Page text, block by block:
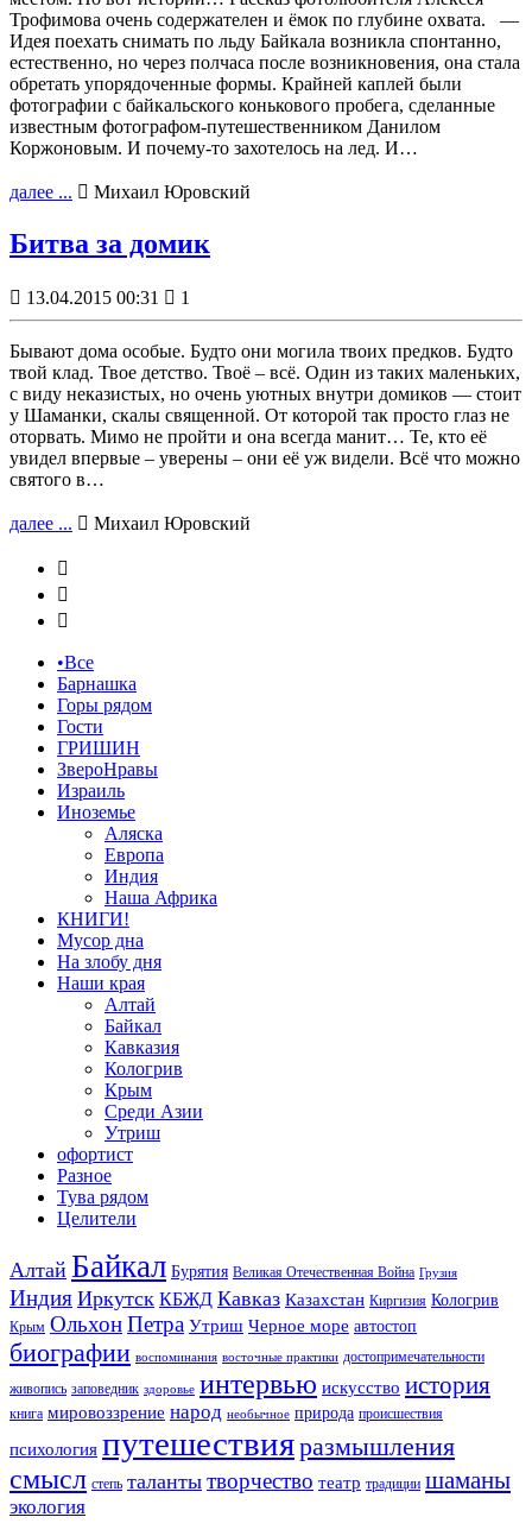
Трофимова очень содержателен и ёмок по глубине охвата. —
Идея поехать снимать по льду Байкала возникла спонтанно,
естественно, но через полчаса после возникновения, она стала
обретать упорядоченные формы. Крайней каплей были
фотографии с байкальского конькового пробега, сделанные
известным фотографом-путешественником Данилом
Коржоновым. И почему-то захотелось на лед. И…
далее ...  Михаил Юровский
Битва за домик
 13.04.2015 00:31  1
Бывают дома особые. Будто они могила твоих предков. Будто
твой клад. Твое детство. Твоё – всё. Один из таких маленьких,
с виду неказистых, но очень уютных внутри домиков — стоит
у Шаманки, скалы священной. От которой так просто глаз не
оторвать. Мимо не пройти и она всегда манит… Те, кто её
увидел впервые – уверены – они её уж видели. Всё что можно
святого в…
далее ...  Михаил Юровский



•Все
Барнашка
Горы рядом
Гости
ГРИШИН
ЗвероНравы
Израиль
Иноземье
Аляска
Европа
Индия
Наша Африка
КНИГИ!
Мусор дна
На злобу дня
Наши края
Алтай
Байкал
Кавказия
Кологрив
Крым
Среди Азии
Утриш
офортист
Разное
Тува рядом
Целители
Алтай Байкал Бурятия Великая Отечественная Война Грузия
Индия Иркутск КБЖД Кавказ Казахстан Киргизия Кологрив
Крым ОльхонПетра Утриш Черное море автостоп
биографии воспоминания восточные практики достопримечательности
живопись заповедник здоровье интервью искусство история
книга мировоззрение народ необычное природа происшествия
психология путешествияразмышления
смысл степь таланты творчество театр традиции шаманы
экология